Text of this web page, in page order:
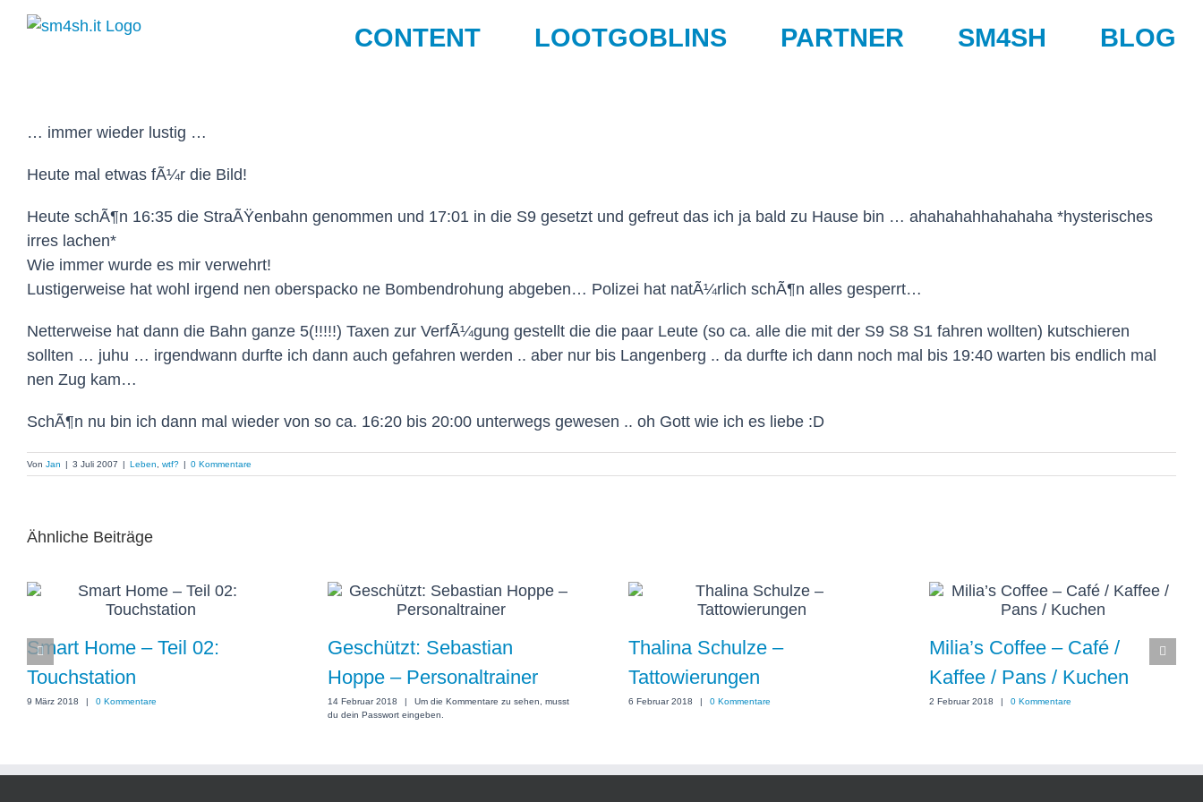
Zum
CONTENT LOOTGOBLINS PARTNER SM4SH BLOG
… immer wieder lustig …
Heute mal etwas fÃ¼r die Bild!
Heute schÃ¶n 16:35 die StraÃŸenbahn genommen und 17:01 in die S9 gesetzt und gefreut das ich ja bald zu Hause bin … ahahahahhahahaha *hysterisches
irres lachen*
Wie immer wurde es mir verwehrt!
Lustigerweise hat wohl irgend nen oberspacko ne Bombendrohung abgeben… Polizei hat natÃ¼rlich schÃ¶n alles gesperrt…
Netterweise hat dann die Bahn ganze 5(!!!!!) Taxen zur VerfÃ¼gung gestellt die die paar Leute (so ca. alle die mit der S9 S8 S1 fahren wollten) kutschieren
sollten … juhu … irgendwann durfte ich dann auch gefahren werden .. aber nur bis Langenberg .. da durfte ich dann noch mal bis 19:40 warten bis endlich mal
nen Zug kam…
SchÃ¶n nu bin ich dann mal wieder von so ca. 16:20 bis 20:00 unterwegs gewesen .. oh Gott wie ich es liebe :D
Von Jan | 3 Juli 2007 | Leben wtf? | 0 Kommentare
Ähnliche Beiträge
Smart Home – Teil 02:
Touchstation
9 März 2018 | 0 Kommentare
Geschützt: Sebastian
Hoppe – Personaltrainer
14 Februar 2018 |
Um die Kommentare zu sehen, musst
du dein Passwort eingeben.
Thalina Schulze –
Tattowierungen
6 Februar 2018 | 0 Kommentare
Milia’s Coffee – Café /
Kaffee / Pans / Kuchen
2 Februar 2018 | 0 Kommentare